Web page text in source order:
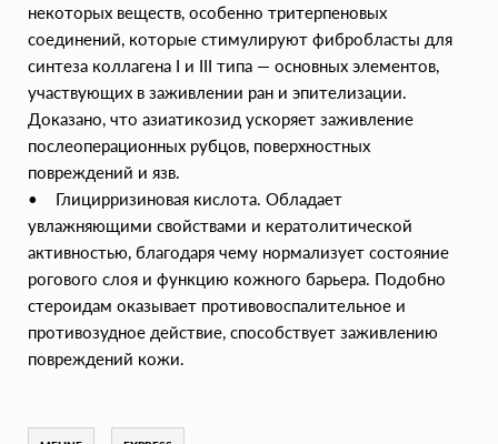
некоторых веществ, особенно тритерпеновых
соединений, которые стимулируют фибробласты для
синтеза коллагена I и III типа — основных элементов,
участвующих в заживлении ран и эпителизации.
Доказано, что азиатикозид ускоряет заживление
послеоперационных рубцов, поверхностных
повреждений и язв.
• Глицирризиновая кислота. Обладает
увлажняющими свойствами и кератолитической
активностью, благодаря чему нормализует состояние
рогового слоя и функцию кожного барьера. Подобно
стероидам оказывает противовоспалительное и
противозудное действие, способствует заживлению
повреждений кожи.